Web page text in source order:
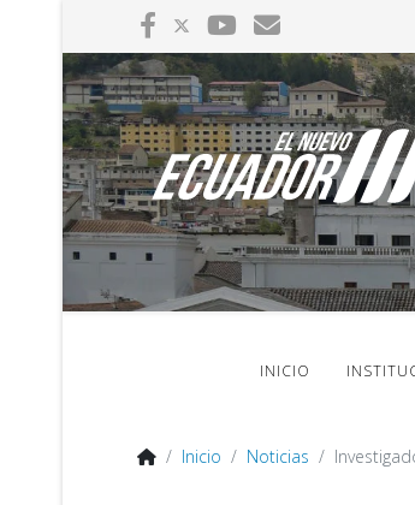
INICIO
Inicio Noticias